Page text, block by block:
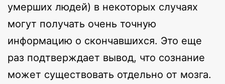
умерших людей) в некоторых случаях
могут получать очень точную
информацию о скончавшихся. Это еще
раз подтверждает вывод, что сознание
может существовать отдельно от мозга.